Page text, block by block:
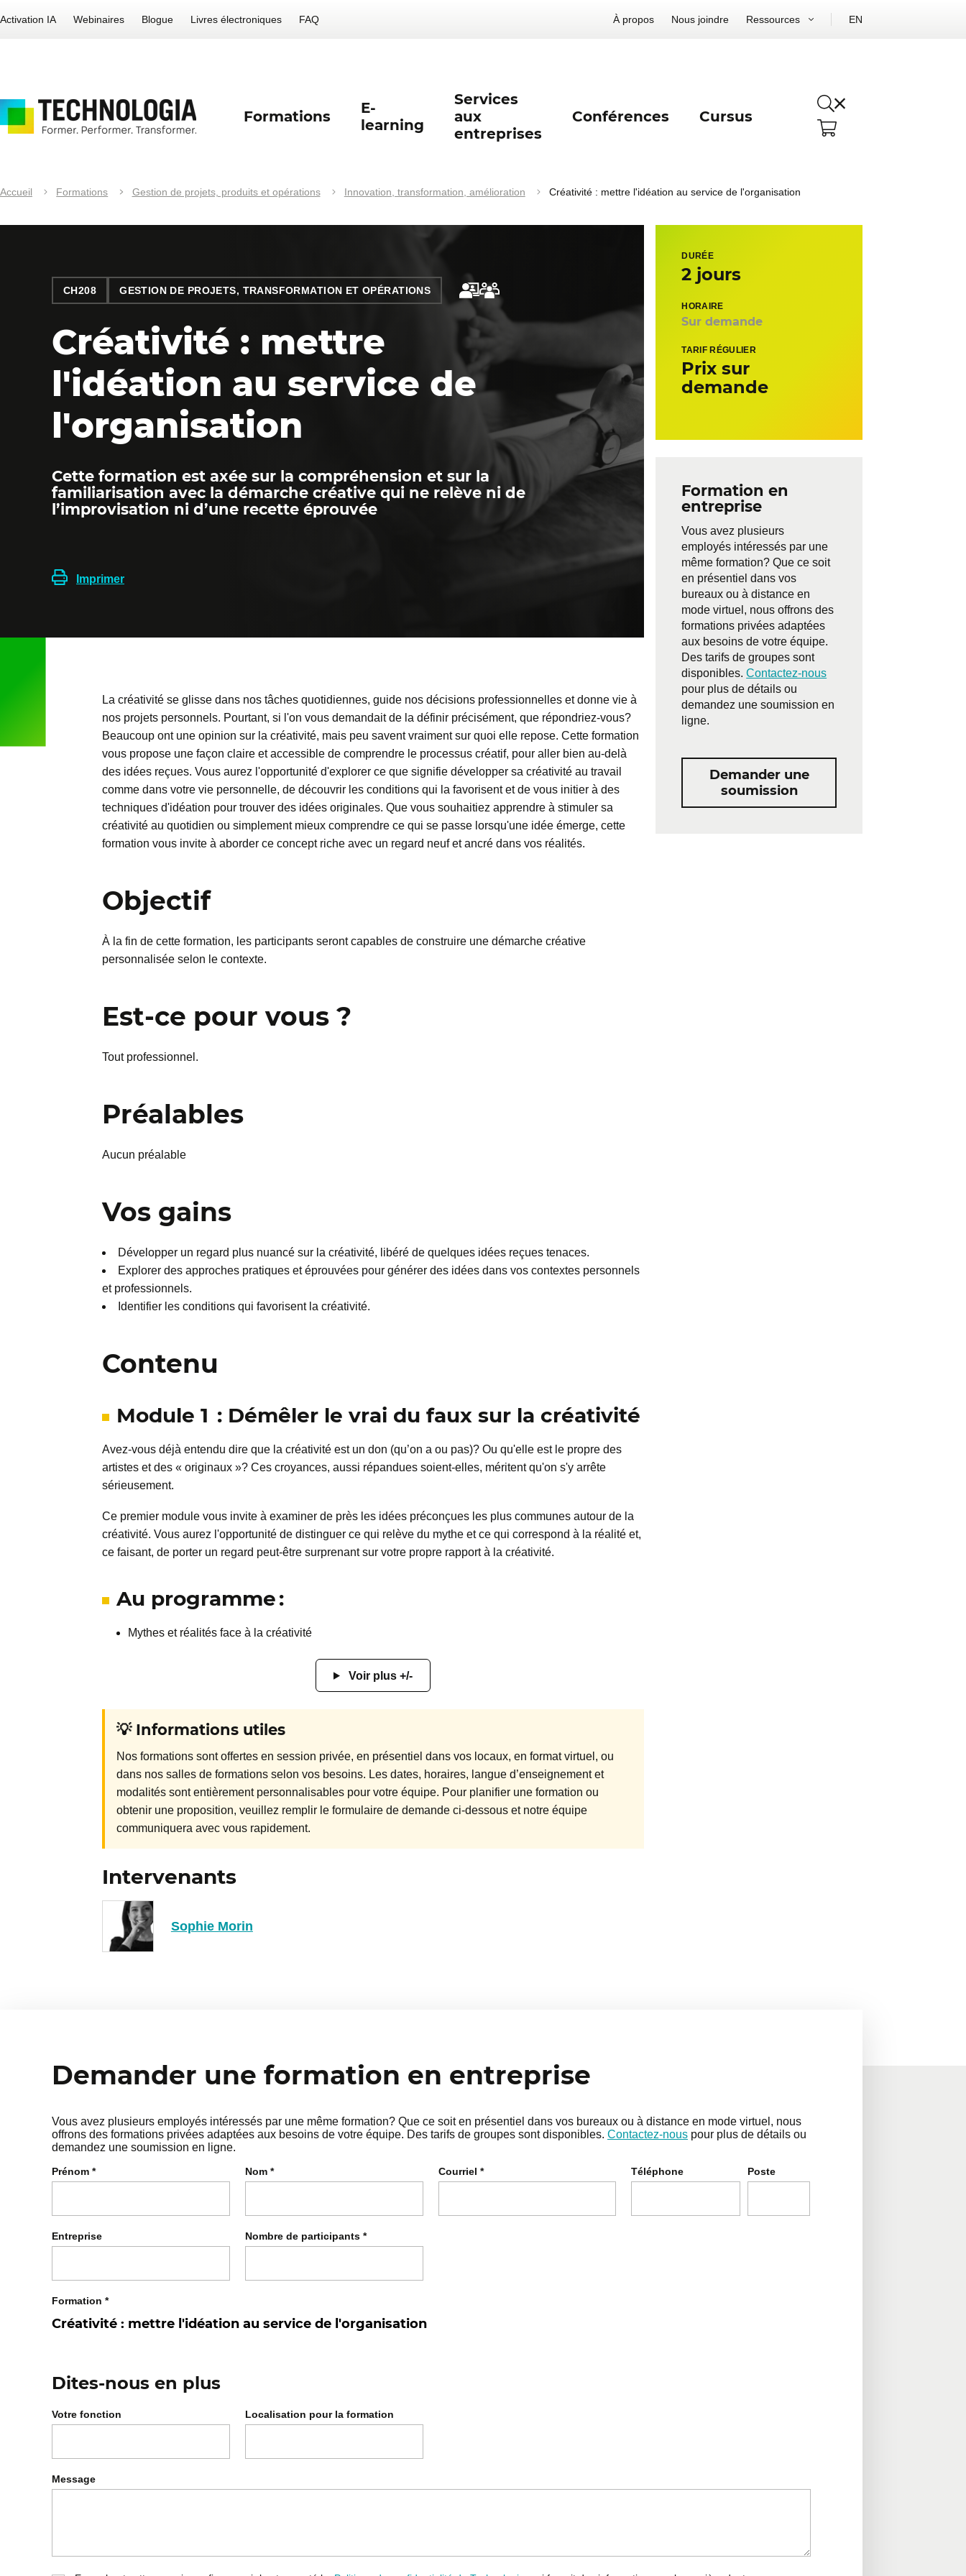
Activation IA Webinaires Blogue Livres électroniques FAQ À propos Nous joindre Ressources EN
Formations
E-
learning
Services
aux
entreprises
Conférences Cursus
Accueil Formations Gestion de projets, produits et opérations Innovation, transformation, amélioration Créativité : mettre l'idéation au service de l'organisation
CH208 GESTION DE PROJETS, TRANSFORMATION ET OPÉRATIONS
Créativité : mettre
l'idéation au service de
l'organisation
Cette formation est axée sur la compréhension et sur la
familiarisation avec la démarche créative qui ne relève ni de
l’improvisation ni d’une recette éprouvée
Imprimer
La créativité se glisse dans nos tâches quotidiennes, guide nos décisions professionnelles et donne vie à
nos projets personnels. Pourtant, si l'on vous demandait de la définir précisément, que répondriez-vous?
Beaucoup ont une opinion sur la créativité, mais peu savent vraiment sur quoi elle repose. Cette formation
vous propose une façon claire et accessible de comprendre le processus créatif, pour aller bien au-delà
des idées reçues. Vous aurez l'opportunité d'explorer ce que signifie développer sa créativité au travail
comme dans votre vie personnelle, de découvrir les conditions qui la favorisent et de vous initier à des
techniques d'idéation pour trouver des idées originales. Que vous souhaitiez apprendre à stimuler sa
créativité au quotidien ou simplement mieux comprendre ce qui se passe lorsqu'une idée émerge, cette
formation vous invite à aborder ce concept riche avec un regard neuf et ancré dans vos réalités.
Objectif
À la fin de cette formation, les participants seront capables de construire une démarche créative
personnalisée selon le contexte.
Est-ce pour vous ?
Tout professionnel.
Préalables
Aucun préalable
Vos gains
Développer un regard plus nuancé sur la créativité, libéré de quelques idées reçues tenaces.
Explorer des approches pratiques et éprouvées pour générer des idées dans vos contextes personnels
et professionnels.
Identifier les conditions qui favorisent la créativité.
Contenu
Module 1 : Démêler le vrai du faux sur la créativité
Avez-vous déjà entendu dire que la créativité est un don (qu’on a ou pas)? Ou qu'elle est le propre des
artistes et des « originaux »? Ces croyances, aussi répandues soient-elles, méritent qu'on s'y arrête
sérieusement.
Ce premier module vous invite à examiner de près les idées préconçues les plus communes autour de la
créativité. Vous aurez l'opportunité de distinguer ce qui relève du mythe et ce qui correspond à la réalité et,
ce faisant, de porter un regard peut-être surprenant sur votre propre rapport à la créativité.
Au programme :
Mythes et réalités face à la créativité
Voir plus +/-
💡 Informations utiles
Nos formations sont offertes en session privée, en présentiel dans vos locaux, en format virtuel, ou
dans nos salles de formations selon vos besoins. Les dates, horaires, langue d’enseignement et
modalités sont entièrement personnalisables pour votre équipe. Pour planifier une formation ou
obtenir une proposition, veuillez remplir le formulaire de demande ci-dessous et notre équipe
communiquera avec vous rapidement.
Intervenants
Sophie Morin
DURÉE
2 jours
HORAIRE
Sur demande
TARIF RÉGULIER
Prix sur
demande
Formation en
entreprise
Vous avez plusieurs
employés intéressés par une
même formation? Que ce soit
en présentiel dans vos
bureaux ou à distance en
mode virtuel, nous offrons des
formations privées adaptées
aux besoins de votre équipe.
Des tarifs de groupes sont
disponibles.Contactez-nous
pour plus de détails ou
demandez une soumission en
ligne.
Demander une
soumission
Demander une formation en entreprise
Vous avez plusieurs employés intéressés par une même formation? Que ce soit en présentiel dans vos bureaux ou à distance en mode virtuel, nous
offrons des formations privées adaptées aux besoins de votre équipe. Des tarifs de groupes sont disponibles. Contactez-nous pour plus de détails ou
demandez une soumission en ligne.
Prénom * Nom * Courriel * Téléphone Poste
Entreprise Nombre de participants *
Formation *
Dites-nous en plus
Votre fonction Localisation pour la formation
Message